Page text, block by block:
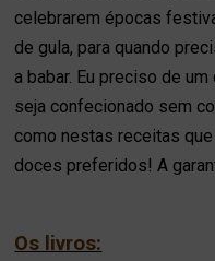
celebrarem épocas
de gula, para quando
a babar. Eu preciso de
seja confecionado sem
como nestas receitas
doces preferidos! A
Os livros: